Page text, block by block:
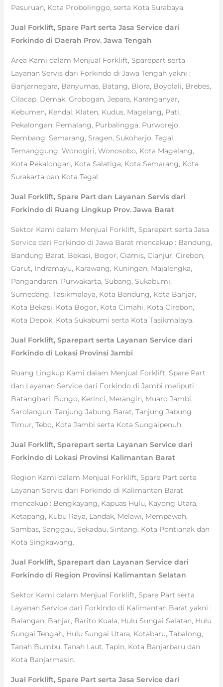
Pasuruan, Kota Probolinggo, serta Kota Surabaya.
Jual Forklift, Spare Part serta Jasa Service dari
Forkindo di Daerah Prov. Jawa Tengah
Area Kami dalam Menjual Forklift, Sparepart serta
Layanan Servis dari Forkindo di Jawa Tengah yakni :
Banjarnegara, Banyumas, Batang, Blora, Boyolali, Brebes,
Cilacap, Demak, Grobogan, Jepara, Karanganyar,
Kebumen, Kendal, Klaten, Kudus, Magelang, Pati,
Pekalongan, Pemalang, Purbalingga, Purworejo,
Rembang, Semarang, Sragen, Sukoharjo, Tegal,
Temanggung, Wonogiri, Wonosobo, Kota Magelang,
Kota Pekalongan, Kota Salatiga, Kota Semarang, Kota
Surakarta dan Kota Tegal.
Jual Forklift, Spare Part dan Layanan Servis dari
Forkindo di Ruang Lingkup Prov. Jawa Barat
Sektor Kami dalam Menjual Forklift, Sparepart serta Jasa
Service dari Forkindo di Jawa Barat mencakup : Bandung,
Bandung Barat, Bekasi, Bogor, Ciamis, Cianjur, Cirebon,
Garut, Indramayu, Karawang, Kuningan, Majalengka,
Pangandaran, Purwakarta, Subang, Sukabumi,
Sumedang, Tasikmalaya, Kota Bandung, Kota Banjar,
Kota Bekasi, Kota Bogor, Kota Cimahi, Kota Cirebon,
Kota Depok, Kota Sukabumi serta Kota Tasikmalaya.
Jual Forklift, Sparepart serta Layanan Service dari
Forkindo di Lokasi Provinsi Jambi
Ruang Lingkup Kami dalam Menjual Forklift, Spare Part
dan Layanan Service dari Forkindo di Jambi meliputi :
Batanghari, Bungo, Kerinci, Merangin, Muaro Jambi,
Sarolangun, Tanjung Jabung Barat, Tanjung Jabung
Timur, Tebo, Kota Jambi serta Kota Sungaipenuh.
Jual Forklift, Sparepart serta Layanan Service dari
Forkindo di Lokasi Provinsi Kalimantan Barat
Region Kami dalam Menjual Forklift, Spare Part serta
Layanan Servis dari Forkindo di Kalimantan Barat
mencakup : Bengkayang, Kapuas Hulu, Kayong Utara,
Ketapang, Kubu Raya, Landak, Melawi, Mempawah,
Sambas, Sanggau, Sekadau, Sintang, Kota Pontianak dan
Kota Singkawang.
Jual Forklift, Sparepart dan Layanan Service dari
Forkindo di Region Provinsi Kalimantan Selatan
Sektor Kami dalam Menjual Forklift, Spare Part serta
Layanan Service dari Forkindo di Kalimantan Barat yakni :
Balangan, Banjar, Barito Kuala, Hulu Sungai Selatan, Hulu
Sungai Tengah, Hulu Sungai Utara, Kotabaru, Tabalong,
Tanah Bumbu, Tanah Laut, Tapin, Kota Banjarbaru dan
Kota Banjarmasin.
Jual Forklift, Spare Part serta Jasa Service dari